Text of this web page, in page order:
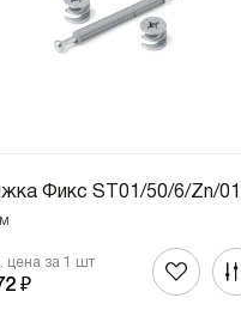
Фикс ST01/50/6/Zn/01
цена за 1 шт
₽